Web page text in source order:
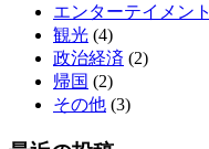
エンターテイメント
観光 (4)
政治経済 (2)
帰国 (2)
その他 (3)